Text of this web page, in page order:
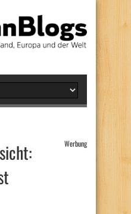
Werbung